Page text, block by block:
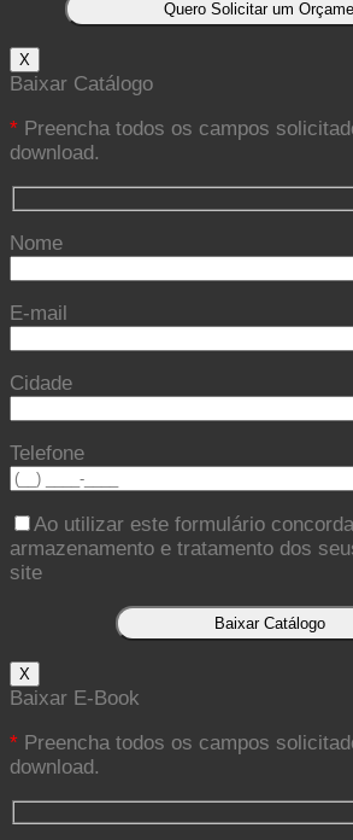
X
Baixar Catálogo
* Preencha todos os campos
download.
Nome
E-mail
Cidade
Telefone
Ao utilizar este formulário
armazenamento e tratamento dos
site
X
Baixar E-Book
* Preencha todos os campos
download.